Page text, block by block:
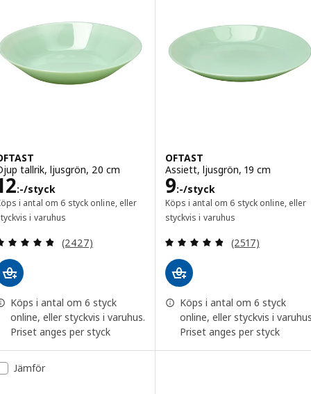
tallrik, ljusgrön, 20 cm
:-/styck
12:-/styck
i antal om 6 styck online, eller
i varuhus
Recensera: 4.8 utav 5 stjärnor. Totalt antal
(2427)
Köps i antal om 6 styck
online, eller styckvis i varuhus.
Priset anges per styck
OFTAST
Assiett, ljusgrön, 19 cm
9:-/styck
Pris 9:-/styck
Köps i antal om 6 styck online, eller
styckvis i varuhus
Recensera:
(2517)
Köps i antal om 6 styck
online, eller styckvis i
Priset anges per styck
Jämför